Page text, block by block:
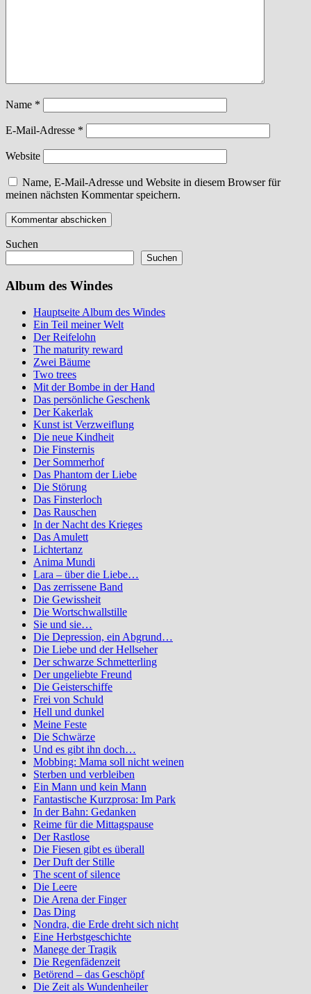
Name *
E-Mail-Adresse *
Website
Name, E-Mail-Adresse und Website in diesem Browser für
meinen nächsten Kommentar speichern.
Suchen
Suchen
Album des Windes
Hauptseite Album des Windes
Ein Teil meiner Welt
Der Reifelohn
The maturity reward
Zwei Bäume
Two trees
Mit der Bombe in der Hand
Das persönliche Geschenk
Der Kakerlak
Kunst ist Verzweiflung
Die neue Kindheit
Die Finsternis
Der Sommerhof
Das Phantom der Liebe
Die Störung
Das Finsterloch
Das Rauschen
In der Nacht des Krieges
Das Amulett
Lichtertanz
Anima Mundi
Lara – über die Liebe…
Das zerrissene Band
Die Gewissheit
Die Wortschwallstille
Sie und sie…
Die Depression, ein Abgrund…
Die Liebe und der Hellseher
Der schwarze Schmetterling
Der ungeliebte Freund
Die Geisterschiffe
Frei von Schuld
Hell und dunkel
Meine Feste
Die Schwärze
Und es gibt ihn doch…
Mobbing: Mama soll nicht weinen
Sterben und verbleiben
Ein Mann und kein Mann
Fantastische Kurzprosa: Im Park
In der Bahn: Gedanken
Reime für die Mittagspause
Der Rastlose
Die Fiesen gibt es überall
Der Duft der Stille
The scent of silence
Die Leere
Die Arena der Finger
Das Ding
Nondra, die Erde dreht sich nicht
Eine Herbstgeschichte
Manege der Tragik
Die Regenfädenzeit
Betörend – das Geschöpf
Die Zeit als Wundenheiler